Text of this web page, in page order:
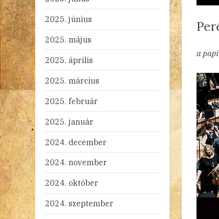
on
a
2025. június
2025. május
2025. április
2025. március
2025. február
2025. január
2024. december
2024. november
2024. október
2024. szeptember